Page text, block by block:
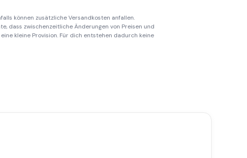
können zusätzliche Versandkosten anfallen.
dass zwischenzeitliche Änderungen von Preisen und
kleine Provision. Für dich entstehen dadurch keine